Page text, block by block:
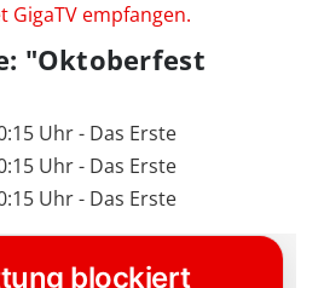
GigaTV empfangen.
"Oktoberfest
Uhr - Das Erste
Uhr - Das Erste
Uhr - Das Erste